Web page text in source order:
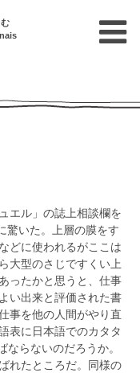
エル」の誌上相談欄を
驚いた。上層の膜をす
どに使われるがここは
大型のさじですくい上
ったかと思うと、仕事
い出来と評価された書
事を他の人間がやり直
表に日本語でのカタタ
らないのだろうか。
れたところだ。同様の